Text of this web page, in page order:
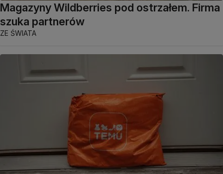
Magazyny Wildberries pod ostrzałem. Firma
szuka partnerów
ZE ŚWIATA